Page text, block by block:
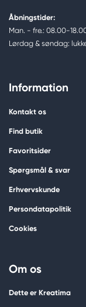
Åbningstider:
Man. - fre.: 08.00-
Lørdag & søndag:
Information
Kontakt os
Find butik
Favoritsider
Spørgsmål & svar
Erhvervskunde
Persondatapolitik
Cookies
Om os
Dette er Kreatima